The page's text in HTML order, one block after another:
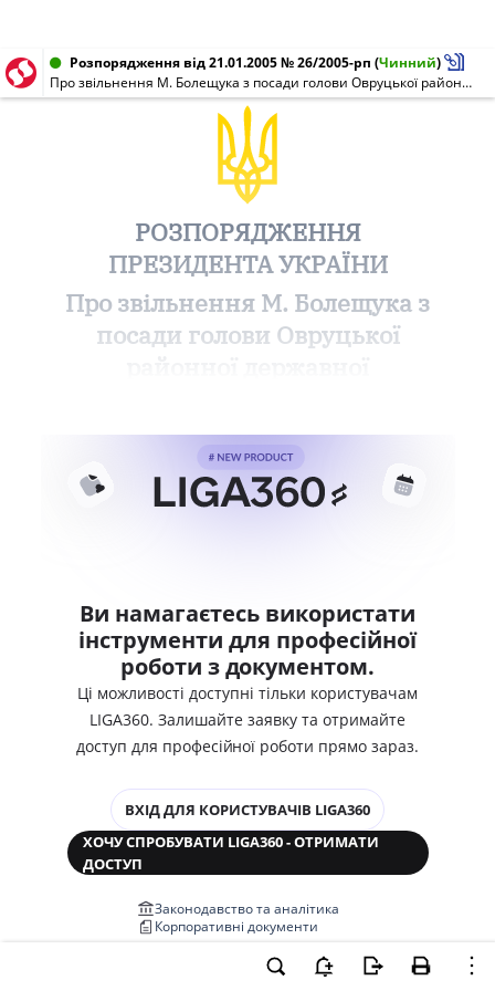
Розпорядження від 21.01.2005 № 26/2005-рп (Чинний)
Про звільнення М. Болещука з посади голови Овруцької районної державної адміністрації Житомирської області
РОЗПОРЯДЖЕННЯ
ПРЕЗИДЕНТА УКРАЇНИ
Про звільнення М. Болещука з
посади голови Овруцької
Ви намагаєтесь використати
інструменти для професійної
роботи з документом.
Ці можливості доступні тільки користувачам
LIGA360. Залишайте заявку та отримайте
доступ для професійної роботи прямо зараз.
ВХІД ДЛЯ КОРИСТУВАЧІВ LIGA360
ХОЧУ СПРОБУВАТИ LIGA360 - ОТРИМАТИ
ДОСТУП
Законодавство та аналітика
Корпоративні документи
Медіааналіз та репутація